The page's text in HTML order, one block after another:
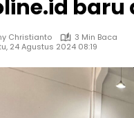
baru
Christianto
3 Min Baca
24 Agustus 2024 08:19